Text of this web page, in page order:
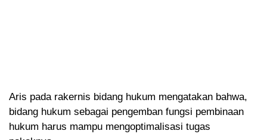
Aris pada rakernis bidang hukum mengatakan bahwa,
bidang hukum sebagai pengemban fungsi pembinaan
hukum harus mampu mengoptimalisasi tugas